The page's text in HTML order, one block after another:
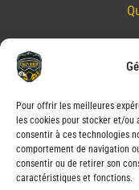
Pour offrir les meilleures
les cookies pour stocker et/
consentir à ces technologies
comportement de navigation
consentir ou de retirer son
caractéristiques et fonctions.